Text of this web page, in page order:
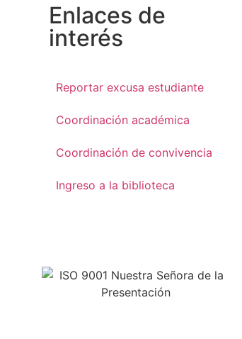
Enlaces de
interés
Reportar excusa estudiante
Coordinación académica
Coordinación de convivencia
Ingreso a la biblioteca